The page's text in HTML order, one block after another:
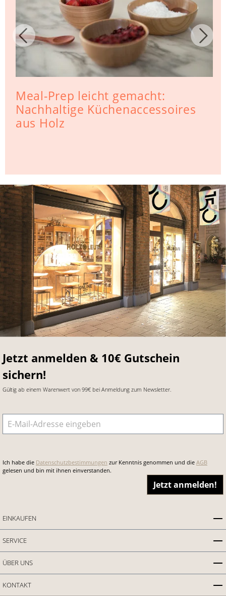
Meal-Prep leicht gemacht:
Nachhaltige Küchenaccessoires
aus Holz
Jetzt anmelden & 10€ Gutschein
sichern!
Gültig ab einem Warenwert von 99€ bei Anmeldung zum Newsletter.
E-Mail-Adresse
Ich habe die Datenschutzbestimmungen zur Kenntnis genommen und die AGB
gelesen und bin mit ihnen einverstanden.
Jetzt anmelden!
EINKAUFEN
SERVICE
ÜBER UNS
KONTAKT